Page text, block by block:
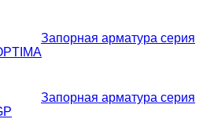
Запорная арматура серия
Запорная арматура серия